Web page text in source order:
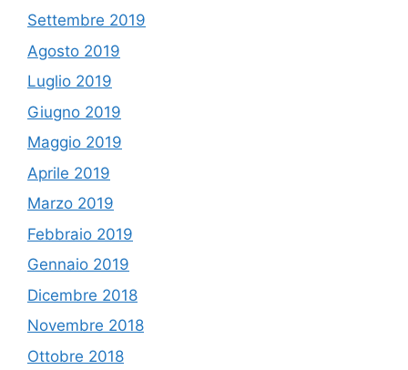
Settembre 2019
Agosto 2019
Luglio 2019
Giugno 2019
Maggio 2019
Aprile 2019
Marzo 2019
Febbraio 2019
Gennaio 2019
Dicembre 2018
Novembre 2018
Ottobre 2018